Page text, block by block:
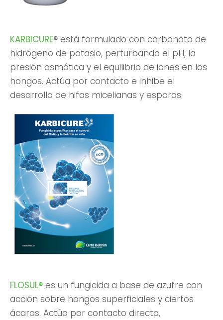
KARBICURE® está formulado con carbonato de
hidrógeno de potasio, perturbando el pH, la
presión osmótica y el equilibrio de iones en los
hongos. Actúa por contacto e inhibe el
desarrollo de hifas micelianas y esporas.
FLOSUL® es un fungicida a base de azufre con
acción sobre hongos superficiales y ciertos
ácaros. Actúa por contacto directo,